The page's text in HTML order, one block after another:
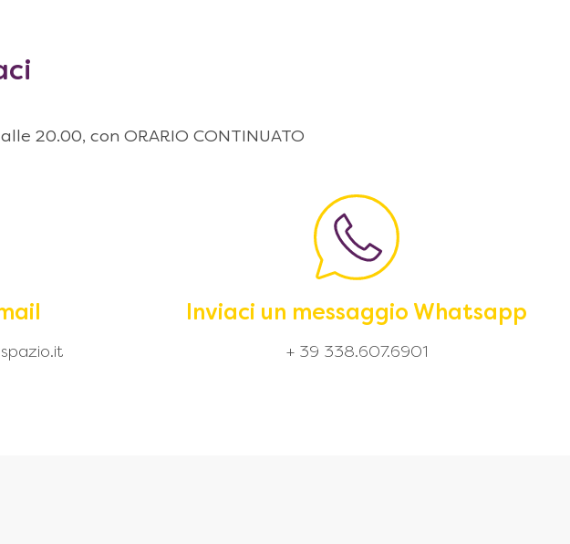
20.00, con ORARIO CONTINUATO
Inviaci un messaggio Whatsapp
+ 39 338.607.6901